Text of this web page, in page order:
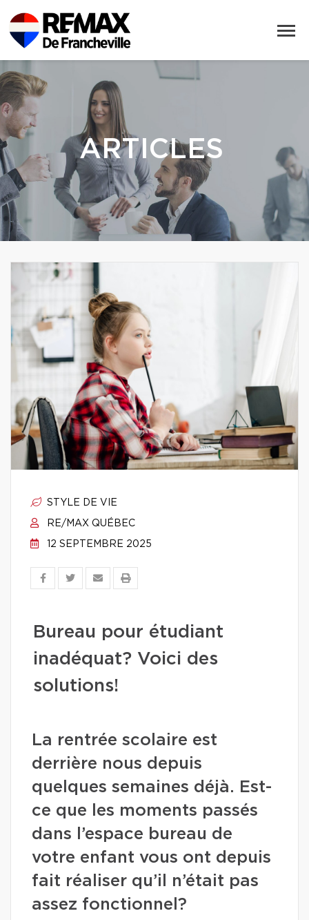
ARTICLES
STYLE DE VIE
RE/MAX QUÉBEC
12 SEPTEMBRE 2025
Bureau pour étudiant
inadéquat? Voici des
solutions!
La rentrée scolaire est
derrière nous depuis
quelques semaines déjà. Est-
ce que les moments passés
dans l’espace bureau de
votre enfant vous ont depuis
fait réaliser qu’il n’était pas
assez fonctionnel?